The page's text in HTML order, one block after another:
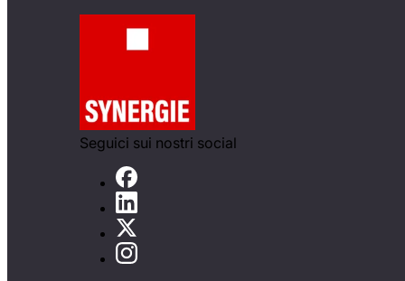
Seguici sui nostri social